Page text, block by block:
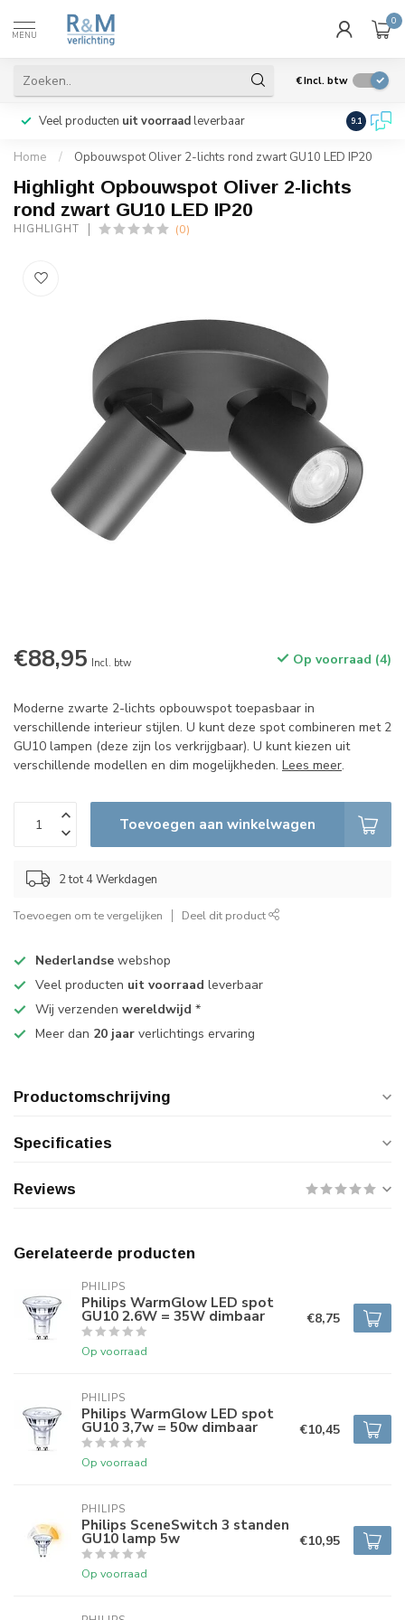
MENU
0
€Incl. btw
Veel producten uit voorraadleverbaar Wij
9.1
Home / Opbouwspot Oliver 2-lichts rond zwart GU10 LED IP20
Highlight Opbouwspot Oliver 2-lichts
rond zwart GU10 LED IP20
HIGHLIGHT (0)
€88,95 Incl. btw Op voorraad (4)
Moderne zwarte 2-lichts opbouwspot toepasbaar in
verschillende interieur stijlen. U kunt deze spot combineren met 2
GU10 lampen (deze zijn los verkrijgbaar). U kunt kiezen uit
verschillende modellen en dim mogelijkheden. Lees meer.
Toevoegen aan winkelwagen
2 tot 4 Werkdagen
Toevoegen om te vergelijken Deel dit product
Nederlandse webshop
Veel producten uit voorraad leverbaar
Wij verzenden wereldwijd *
Meer dan 20 jaar verlichtings ervaring
Productomschrijving
Specificaties
Reviews
Gerelateerde producten
PHILIPS
Philips WarmGlow LED spot
GU10 2.6W = 35W dimbaar
Op voorraad
€8,75
PHILIPS
Philips WarmGlow LED spot
GU10 3,7w = 50w dimbaar
Op voorraad
€10,45
PHILIPS
Philips SceneSwitch 3 standen
GU10 lamp 5w
Op voorraad
€10,95